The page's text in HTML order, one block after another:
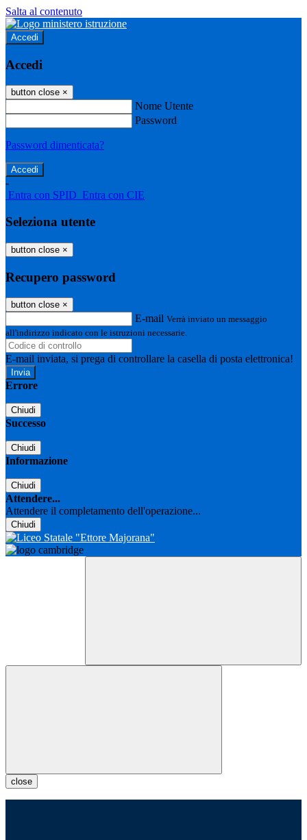
Salta al contenuto
Accedi
Accedi
button close ×
Nome Utente
Password
Password dimenticata?
-
Entra con SPID Entra con CIE
Seleziona utente
button close ×
Recupero password
button close ×
E-mail Verrà inviato un messaggio
all'indirizzo indicato con le istruzioni necessarie.
E-mail inviata, si prega di controllare la casella di posta elettronica!
Errore
Chiudi
Successo
Chiudi
Informazione
Chiudi
Attendere...
Attendere il completamento dell'operazione...
Chiudi
close